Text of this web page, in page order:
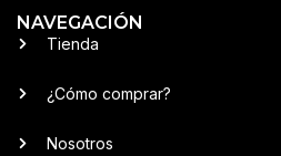
NAVEGACIÓN
Tienda
¿Cómo comprar?
Nosotros